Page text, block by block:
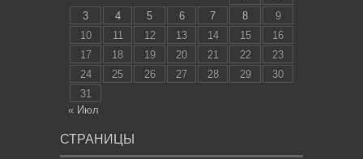
3
4 5 6 7 8
9
10
11 12 13 14 15
16
17
18 19 20 21 22
23
24
25 26 27 28 29
30
31
« Июл
СТРАНИЦЫ